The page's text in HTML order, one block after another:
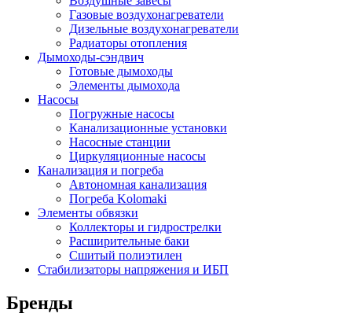
Газовые воздухонагреватели
Дизельные воздухонагреватели
Радиаторы отопления
Дымоходы-сэндвич
Готовые дымоходы
Элементы дымохода
Насосы
Погружные насосы
Канализационные установки
Насосные станции
Циркуляционные насосы
Канализация и погреба
Автономная канализация
Погреба Kolomaki
Элементы обвязки
Коллекторы и гидрострелки
Расширительные баки
Сшитый полиэтилен
Стабилизаторы напряжения и ИБП
Бренды